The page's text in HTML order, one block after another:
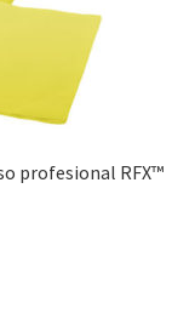
profesional RFX™